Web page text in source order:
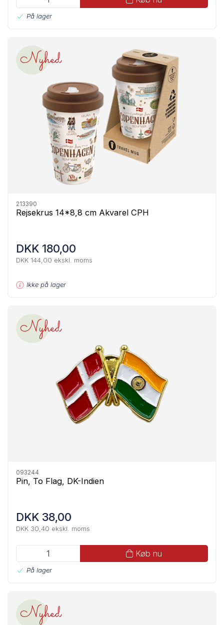
På lager
Nyhed
213390
Rejsekrus 14*8,8 cm Akvarel CPH
DKK 180,00
DKK 144,00 ekskl. moms
Ikke på lager
Nyhed
093244
Pin, To Flag, DK-Indien
DKK 38,00
DKK 30,40 ekskl. moms
Køb nu
På lager
Nyhed